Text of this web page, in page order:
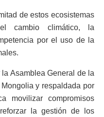
de estos ecosistemas
cambio climático, la
por el uso de la
Asamblea General de la
y respaldada por
movilizar compromisos
la gestión de los